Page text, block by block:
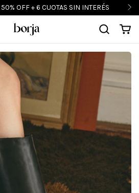
OFF + 6 CUOTAS SIN INTERÉS